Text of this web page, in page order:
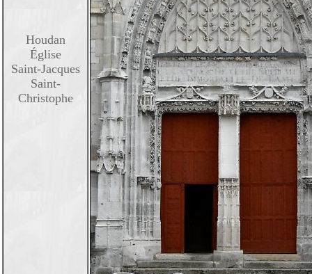
Houdan
Église
Saint-Jacques
Saint-
Christophe